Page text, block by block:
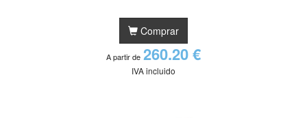
Comprar
A partir de 260.20 €
IVA incluido